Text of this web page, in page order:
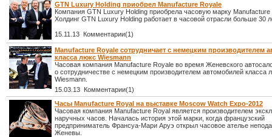
GTN Luxury Holding приобрел Manufacture Royale
Компания GTN Luxury Holding приобрела часовую марку Manufacture
Холдинг GTN Luxury Holding работает в часовой отрасли больше 30
15.11.13 Комментарии(1)
Manufacture Royale сотрудничает с немецким производителем
класса люкс Wiesmann
Часовая компания Manufacture Royale во время Женевского
о сотрудничестве с немецким производителем автомобилей класса
Wiesmann.
15.03.13 Комментарии(1)
Часы Manufacture Royal на выставке Moscow Watch Expo-2012
Часовая компания Manufacture Royal является производителем
наручных часов. Началась история этой марки, когда французский
предприниматель Франсуа-Мари Аруэ открыл часовое ателье
Женевы.